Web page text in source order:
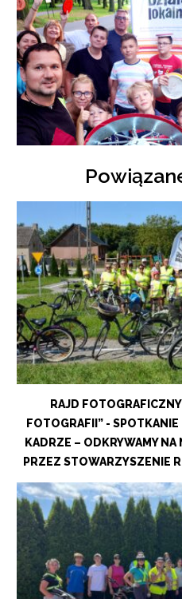
RAJD
FOTOGRAFII” -
KADRZE – ODKRYWAMY
PRZEZ STOWARZYSZENIE